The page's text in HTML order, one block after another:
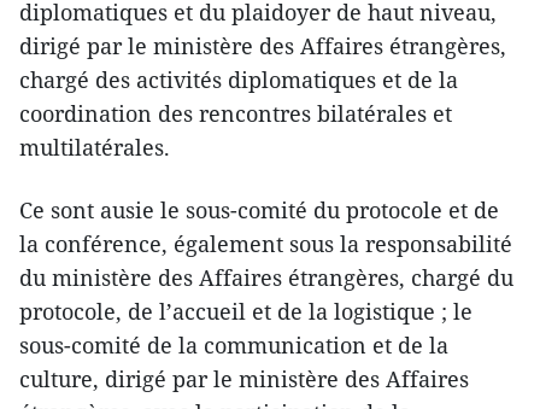
diplomatiques et du plaidoyer de haut niveau,
dirigé par le ministère des Affaires étrangères,
chargé des activités diplomatiques et de la
coordination des rencontres bilatérales et
multilatérales.
Ce sont ausie le sous-comité du protocole et de
la conférence, également sous la responsabilité
du ministère des Affaires étrangères, chargé du
protocole, de l’accueil et de la logistique ; le
sous-comité de la communication et de la
culture, dirigé par le ministère des Affaires